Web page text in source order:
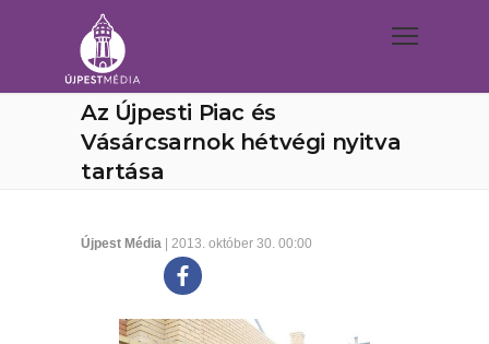
Az Újpesti Piac és
Vásárcsarnok hétvégi nyitva
tartása
Újpest Média | 2013. október 30. 00:00